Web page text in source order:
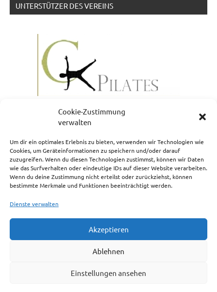
Cookie-Zustimmung
verwalten
Um dir ein optimales Erlebnis zu bieten, verwenden wir Technologien wie
Cookies, um Geräteinformationen zu speichern und/oder darauf
zuzugreifen. Wenn du diesen Technologien zustimmst, können wir Daten
wie das Surfverhalten oder eindeutige IDs auf dieser Website verarbeiten.
Wenn du deine Zustimmung nicht erteilst oder zurückziehst, können
bestimmte Merkmale und Funktionen beeinträchtigt werden.
Dienste verwalten
Akzeptieren
Ablehnen
Einstellungen ansehen
UNTERSTÜTZER DES VEREINS
NEWSLETTERANMELDUNG
Impressum